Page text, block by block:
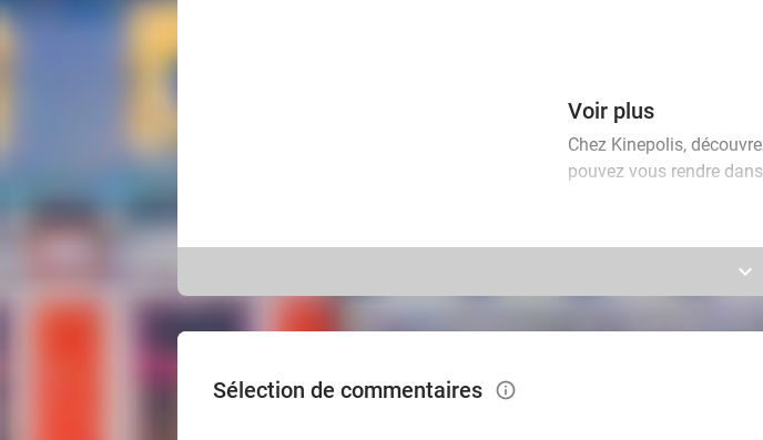
Voir plus
Chez Kinepolis,
pouvez vous rendre
vous idéal ou passez
est la sortie idéale pour
keyboard_arrow_down
Sélection de commentaires info_outlined